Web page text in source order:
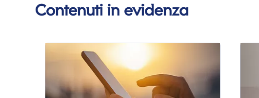
Contenuti in evidenza